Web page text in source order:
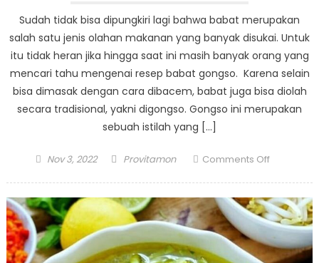
Lembut
Sudah tidak bisa dipungkiri lagi bahwa babat merupakan
salah satu jenis olahan makanan yang banyak disukai. Untuk
itu tidak heran jika hingga saat ini masih banyak orang yang
mencari tahu mengenai resep babat gongso. Karena selain
bisa dimasak dengan cara dibacem, babat juga bisa diolah
secara tradisional, yakni digongso. Gongso ini merupakan
sebuah istilah yang […]
Posted
Nov 3, 2022 Author
Provitamon Comments Offon
Gongso
Beserta
Cara